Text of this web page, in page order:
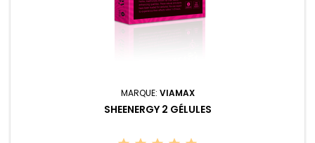
MARQUE: VIAMAX
SHEENERGY 2 GÉLULES